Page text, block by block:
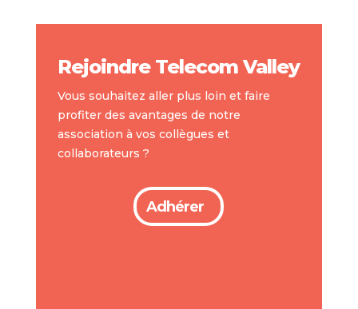
Rejoindre Telecom Valley
Vous souhaitez aller plus loin et faire
profiter des avantages de notre
association à vos collègues et
collaborateurs ?
Adhérer